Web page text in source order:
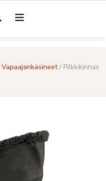
Vapaajankäsineet/ Pilkkikinnas